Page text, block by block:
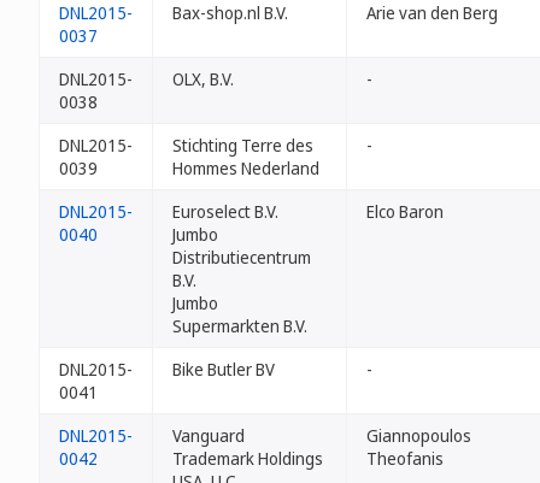
DNL2015-
0037
Bax-shop.nl B.V. Arie van den Berg
DNL2015-
0038
OLX, B.V. -
DNL2015-
0039
Stichting Terre des
Hommes Nederland
-
DNL2015-
0040
Euroselect B.V.
Jumbo
Distributiecentrum
B.V.
Jumbo
Supermarkten B.V.
Elco Baron
DNL2015-
0041
Bike Butler BV -
DNL2015-
0042
Vanguard
Trademark Holdings
Giannopoulos
Theofanis